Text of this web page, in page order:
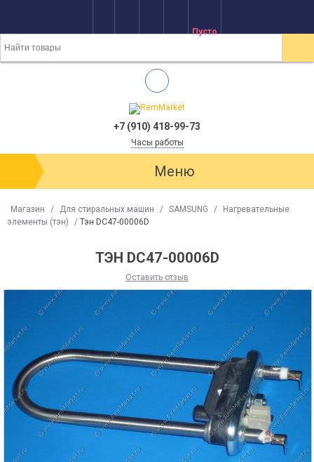
Пусто
+7 (910) 418-99-73
Часы работы
Меню
Магазин / Для стиральных машин / SAMSUNG /
Нагревательные
элементы (тэн)
/ Тэн DC47-00006D
ТЭН DC47-00006D
Оставить отзыв